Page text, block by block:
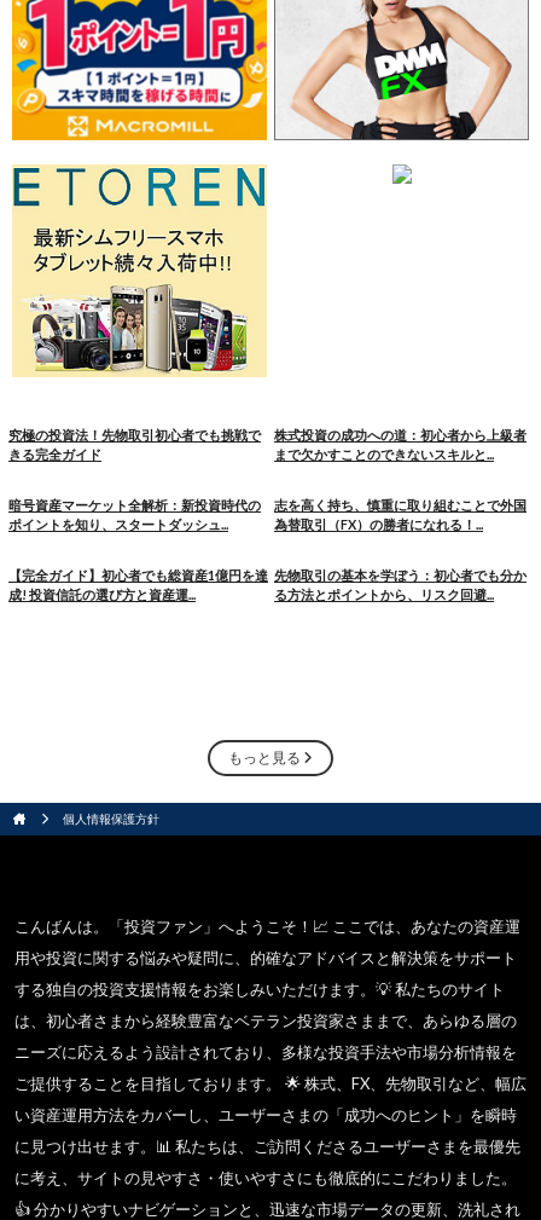
究極の投資法！先物取引初心者でも挑戦で
きる完全ガイド
株式投資の成功への道：初心者から上級者
まで欠かすことのできないスキルと...
暗号資産マーケット全解析：新投資時代の
ポイントを知り、スタートダッシュ...
志を高く持ち、慎重に取り組むことで外国
為替取引（FX）の勝者になれる！...
【完全ガイド】初心者でも総資産1億円を達
成! 投資信託の選び方と資産運...
先物取引の基本を学ぼう：初心者でも分か
る方法とポイントから、リスク回避...
もっと見る
個人情報保護方針
こんばんは。「投資ファン」へようこそ！📈 ここでは、あなたの資産運
用や投資に関する悩みや疑問に、的確なアドバイスと解決策をサポート
する独自の投資支援情報をお楽しみいただけます。💡 私たちのサイト
は、初心者さまから経験豊富なベテラン投資家さままで、あらゆる層の
ニーズに応えるよう設計されており、多様な投資手法や市場分析情報を
ご提供することを目指しております。 🌟 株式、FX、先物取引など、幅広
い資産運用方法をカバーし、ユーザーさまの「成功へのヒント」を瞬時
に見つけ出せます。📊 私たちは、ご訪問くださるユーザーさまを最優先
に考え、サイトの見やすさ・使いやすさにも徹底的にこだわりました。
👍 分かりやすいナビゲーションと、迅速な市場データの更新、洗礼され